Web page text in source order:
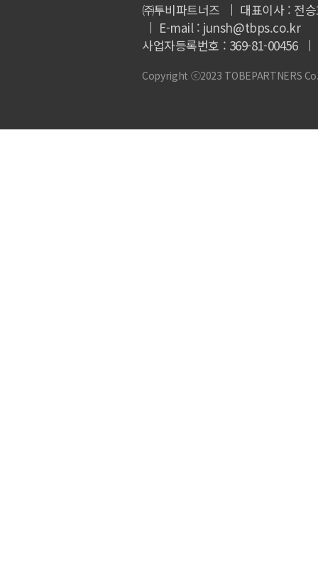
㈜투비파트너즈
대표이사 : 전
E-mail : junsh@tbps.co.kr
사업자등록번호 : 369-81-00456
Copyright ⓒ2023 TOBEPARTNERS